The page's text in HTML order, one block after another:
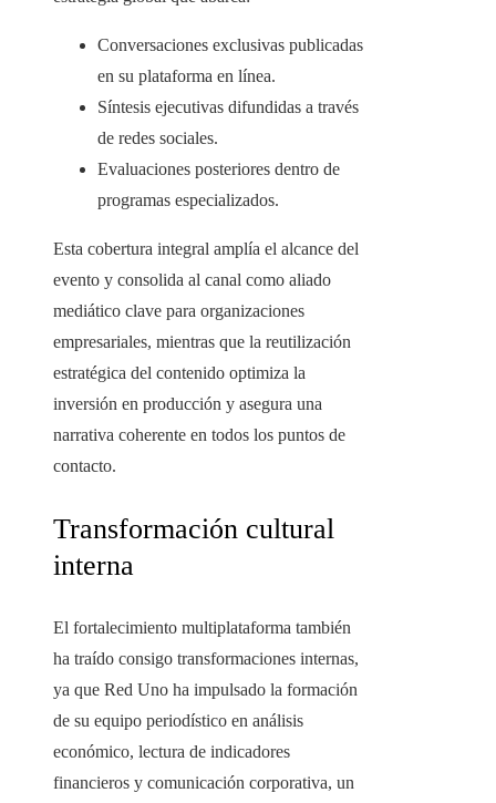
Conversaciones exclusivas publicadas
en su plataforma en línea.
Síntesis ejecutivas difundidas a través
de redes sociales.
Evaluaciones posteriores dentro de
programas especializados.
Esta cobertura integral amplía el alcance del
evento y consolida al canal como aliado
mediático clave para organizaciones
empresariales, mientras que la reutilización
estratégica del contenido optimiza la
inversión en producción y asegura una
narrativa coherente en todos los puntos de
contacto.
Transformación cultural
interna
El fortalecimiento multiplataforma también
ha traído consigo transformaciones internas,
ya que Red Uno ha impulsado la formación
de su equipo periodístico en análisis
económico, lectura de indicadores
financieros y comunicación corporativa, un